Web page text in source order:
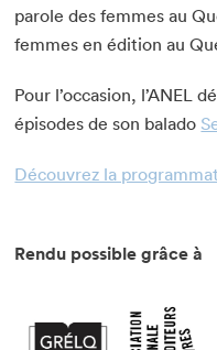
parole des femmes au
femmes en édition au
Pour l’occasion, l’ANEL
épisodes de son balado
Découvrez la
Rendu possible grâce à